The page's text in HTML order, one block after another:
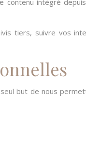
contenu intégré
tiers, suivre vos
but de nous